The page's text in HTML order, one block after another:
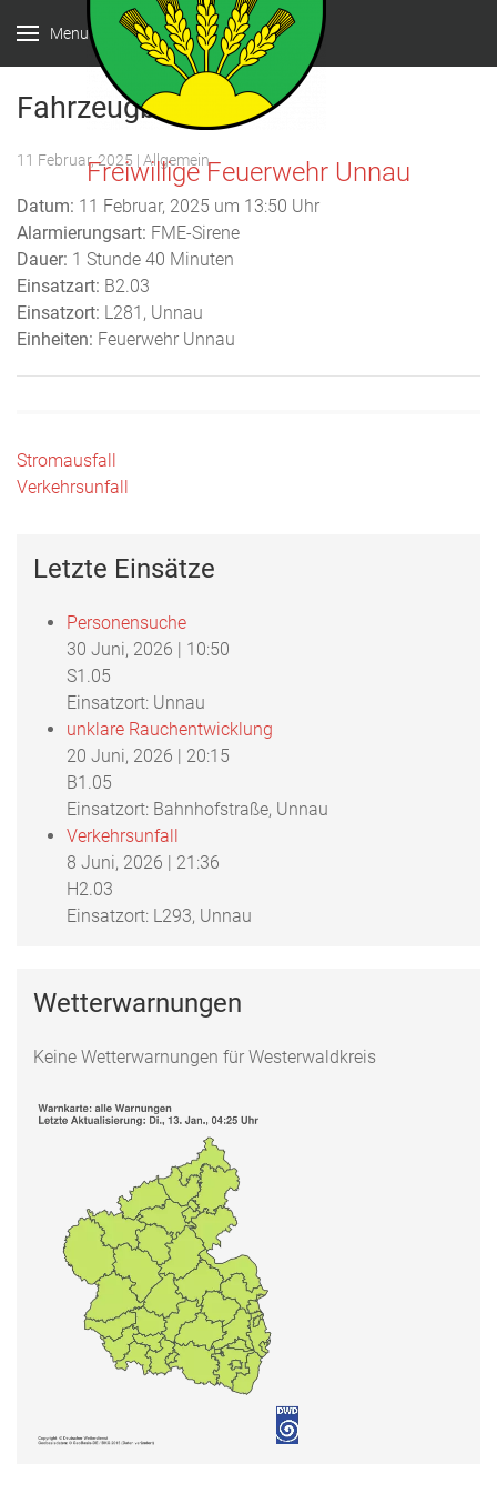
Menu
Freiwillige Feuerwehr Unnau
Fahrzeugbrand
11 Februar, 2025 | Allgemein
Datum: 11 Februar, 2025 um 13:50 Uhr
Alarmierungsart: FME-Sirene
Dauer: 1 Stunde 40 Minuten
Einsatzart: B2.03
Einsatzort: L281, Unnau
Einheiten: Feuerwehr Unnau
Beitragsnavigation
Stromausfall
Verkehrsunfall
Letzte Einsätze
Personensuche
30 Juni, 2026 | 10:50
S1.05
Einsatzort: Unnau
unklare Rauchentwicklung
20 Juni, 2026 | 20:15
B1.05
Einsatzort: Bahnhofstraße, Unnau
Verkehrsunfall
8 Juni, 2026 | 21:36
H2.03
Einsatzort: L293, Unnau
Wetterwarnungen
Keine Wetterwarnungen für Westerwaldkreis